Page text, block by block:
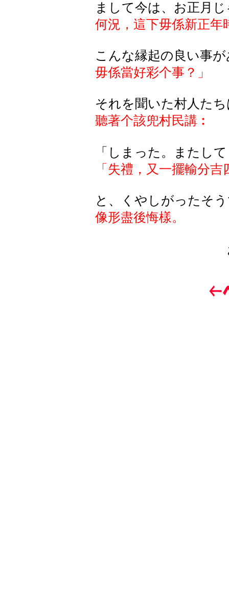
まして今は、お正月
何況，這下毋係新正年
こんな縁起の良い事
毋係當好彩个事？」
それを聞いた村人た
聽著个該兜村民講︰
「しまった。またし
「失禮，又一擺輸分
と、くやしがったそ
像形盡後悔樣。